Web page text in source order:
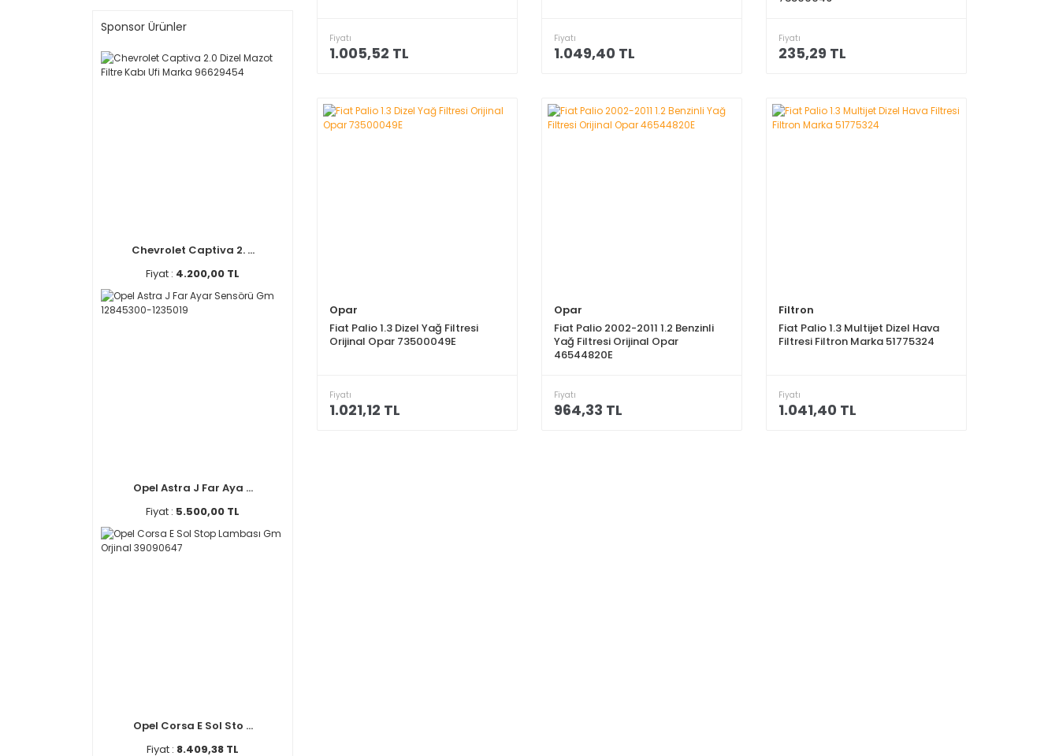
Sponsor Ürünler
Chevrolet Captiva 2. ...
Fiyat : 4.200,00 TL
Opel Astra J Far Aya ...
Fiyat : 5.500,00 TL
Opel Corsa E Sol Sto ...
Fiyat : 8.409,38 TL
Fiyatı
1.005,52 TL
Fiyatı
1.049,40 TL
Fiyatı
235,29 TL
Opar
Fiat Palio 1.3 Dizel Yağ Filtresi
Orijinal Opar 73500049E
Fiyatı
1.021,12 TL
Opar
Fiat Palio 2002-2011 1.2 Benzinli
Yağ Filtresi Orijinal Opar
46544820E
Fiyatı
964,33 TL
Filtron
Fiat Palio 1.3 Multijet Dizel Hava
Filtresi Filtron Marka 51775324
Fiyatı
1.041,40 TL